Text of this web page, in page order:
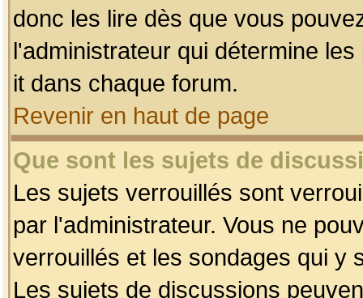
donc les lire dès que vous
l'administrateur qui détermine
it dans chaque forum.
Revenir en haut de page
Que sont les sujets de
Les sujets verrouillés sont
par l'administrateur. Vous ne
verrouillés et les sondages qui y
Les sujets de discussions